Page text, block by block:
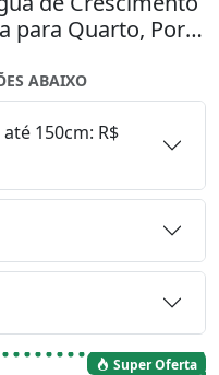
para Quarto, Porta
ABAIXO
150cm: R$
Super Oferta